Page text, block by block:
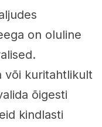
on oluline
või kuritahtlikult
õigesti
kindlasti